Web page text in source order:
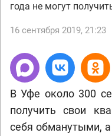
года не могут
16 сентября 2019, 21:23
В Уфе около 300
получить свои
себя обманутыми,